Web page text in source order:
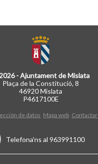
- Ajuntament de Mislata
Plaça de la Constitució, 8
46920 Mislata
P4617100E
de datos Mapa web Contactar
Telefona'ns al 963991100